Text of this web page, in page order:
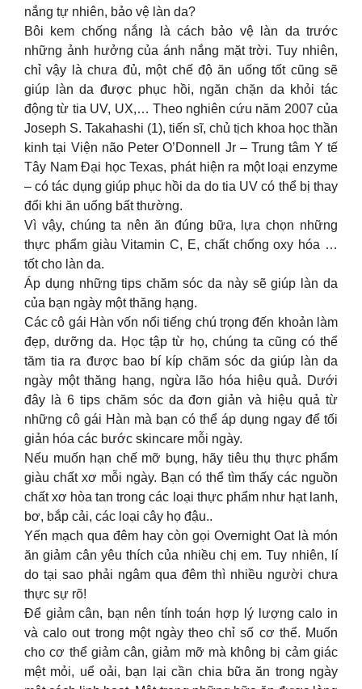
nắng tự nhiên, bảo vệ làn da?
Bôi kem chống nắng là cách bảo vệ làn da trước
những ảnh hưởng của ánh nắng mặt trời. Tuy nhiên,
chỉ vậy là chưa đủ, một chế độ ăn uống tốt cũng sẽ
giúp làn da được phục hồi, ngăn chặn da khỏi tác
động từ tia UV, UX,… Theo nghiên cứu năm 2007 của
Joseph S. Takahashi (1), tiến sĩ, chủ tịch khoa học thần
kinh tại Viện não Peter O’Donnell Jr – Trung tâm Y tế
Tây Nam Đại học Texas, phát hiện ra một loại enzyme
– có tác dụng giúp phục hồi da do tia UV có thể bị thay
đổi khi ăn uống bất thường.
Vì vậy, chúng ta nên ăn đúng bữa, lựa chọn những
thực phẩm giàu Vitamin C, E, chất chống oxy hóa …
tốt cho làn da.
Áp dụng những tips chăm sóc da này sẽ giúp làn da
của bạn ngày một thăng hạng.
Các cô gái Hàn vốn nổi tiếng chú trọng đến khoản làm
đẹp, dưỡng da. Học tập từ họ, chúng ta cũng có thể
tăm tia ra được bao bí kíp chăm sóc da giúp làn da
ngày một thăng hạng, ngừa lão hóa hiệu quả. Dưới
đây là 6 tips chăm sóc da đơn giản và hiệu quả từ
những cô gái Hàn mà bạn có thể áp dụng ngay để tối
giản hóa các bước skincare mỗi ngày.
Nếu muốn hạn chế mỡ bụng, hãy tiêu thụ thực phẩm
giàu chất xơ mỗi ngày. Bạn có thể tìm thấy các nguồn
chất xơ hòa tan trong các loại thực phẩm như hạt lanh,
bơ, bắp cải, các loại cây họ đậu..
Yến mạch qua đêm hay còn gọi Overnight Oat là món
ăn giảm cân yêu thích của nhiều chị em. Tuy nhiên, lí
do tại sao phải ngâm qua đêm thì nhiều người chưa
thực sự rõ!
Để giảm cân, bạn nên tính toán hợp lý lượng calo in
và calo out trong một ngày theo chỉ số cơ thể. Muốn
cho cơ thể giảm cân, giảm mỡ mà không bị cảm giác
mệt mỏi, uể oải, bạn lại cần chia bữa ăn trong ngày